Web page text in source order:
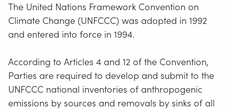
The United Nations Framework Convention on
Climate Change (UNFCCC) was adopted in 1992
and entered into force in 1994.
According to Articles 4 and 12 of the Convention,
Parties are required to develop and submit to the
UNFCCC national inventories of anthropogenic
emissions by sources and removals by sinks of all